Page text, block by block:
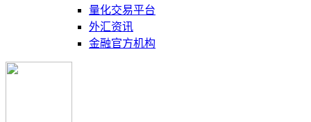
量化交易平台
外汇资讯
金融官方机构